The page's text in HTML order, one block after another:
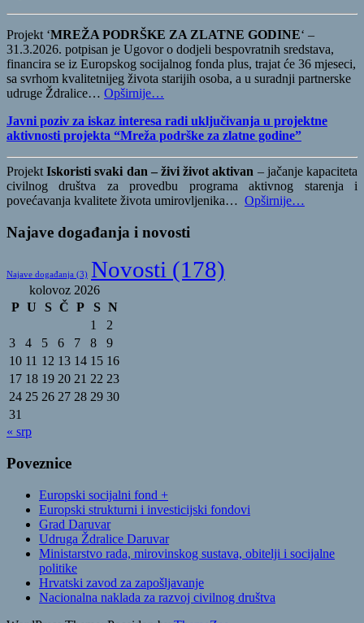
Projekt ‘MREŽA PODRŠKE ZA ZLATNE GODINE‘ –
31.3.2026. potpisan je Ugovor o dodjeli bespovratnih sredstava,
financira se iz Europskog socijalnog fonda plus, trajat će 36 mjeseci,
sa svrhom kvalitetnijeg života starijih osoba, a u suradnji partnerske
udruge Ždralice… Opširnije…
Javni poziv za iskaz interesa radi uključivanja u projektne
aktivnosti projekta “Mreža podrške za zlatne godine”
ProjektIskoristi svaki dan – živi život aktivan – jačanje kapaciteta
civilnog društva za provedbu programa aktivnog starenja i
povećavanja kvalitete života umirovljenika… Opširnije…
Najave događanja i novosti
Najave događanja (3) Novosti (178)
kolovoz 2026
P U S Č P S N
1
2
3
4 5 6 7 8
9
10 11 12 13 14 15 16
17 18 19 20 21 22 23
24 25 26 27 28 29 30
31
« srp
Poveznice
Europski socijalni fond +
Europski strukturni i investicijski fondovi
Grad Daruvar
Udruga Ždralice Daruvar
Ministarstvo rada, mirovinskog sustava, obitelji i socijalne
politike
Hrvatski zavod za zapošljavanje
Nacionalna naklada za razvoj civilnog društva